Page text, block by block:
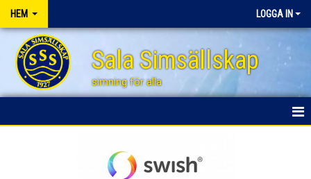
HEM LOGGA IN
Sala Simsällskap
simning för alla